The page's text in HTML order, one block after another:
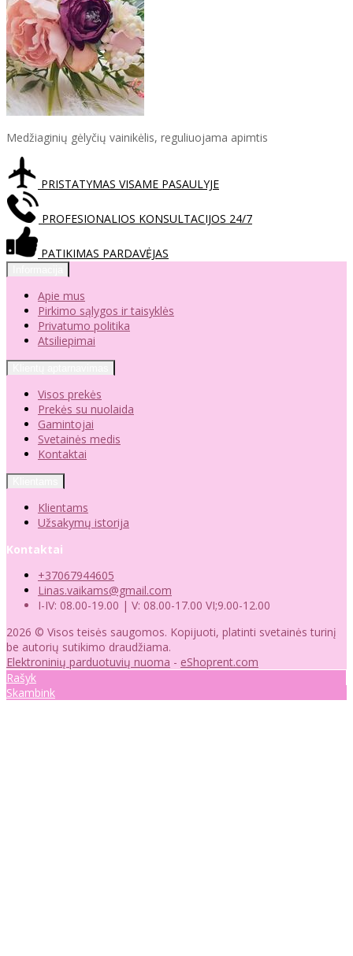
Medžiaginių gėlyčių vainikėlis, reguliuojama apimtis
PRISTATYMAS VISAME PASAULYJE
PROFESIONALIOS KONSULTACIJOS 24/7
PATIKIMAS PARDAVĖJAS
Apie mus
Pirkimo sąlygos ir taisyklės
Privatumo politika
Atsiliepimai
Visos prekės
Prekės su nuolaida
Gamintojai
Svetainės medis
Kontaktai
Klientams
Užsakymų istorija
Kontaktai
+37067944605
Linas.vaikams@gmail.com
I-IV: 08.00-19.00 | V: 08.00-17.00 VI;9.00-12.00
2026 © Visos teisės saugomos. Kopijuoti, platinti svetainės turinį
be autorių sutikimo draudžiama.
Elektroninių parduotuvių nuoma - eShoprent.com
Rašyk
Skambink